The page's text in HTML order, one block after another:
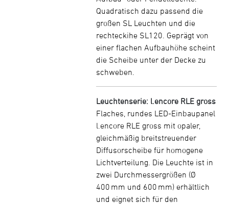
Quadratisch dazu passend die
großen SL Leuchten und die
rechteckihe SL120. Geprägt von
einer flachen Aufbauhöhe scheint
die Scheibe unter der Decke zu
schweben.
Leuchtenserie: l.encore RLE gross
Flaches, rundes LED-Einbaupanel
l.encore RLE gross mit opaler,
gleichmäßig breitstreuender
Diffusorscheibe für homogene
Lichtverteilung. Die Leuchte ist in
zwei Durchmessergrößen (Ø
400 mm und 600 mm) erhältlich
und eignet sich für den